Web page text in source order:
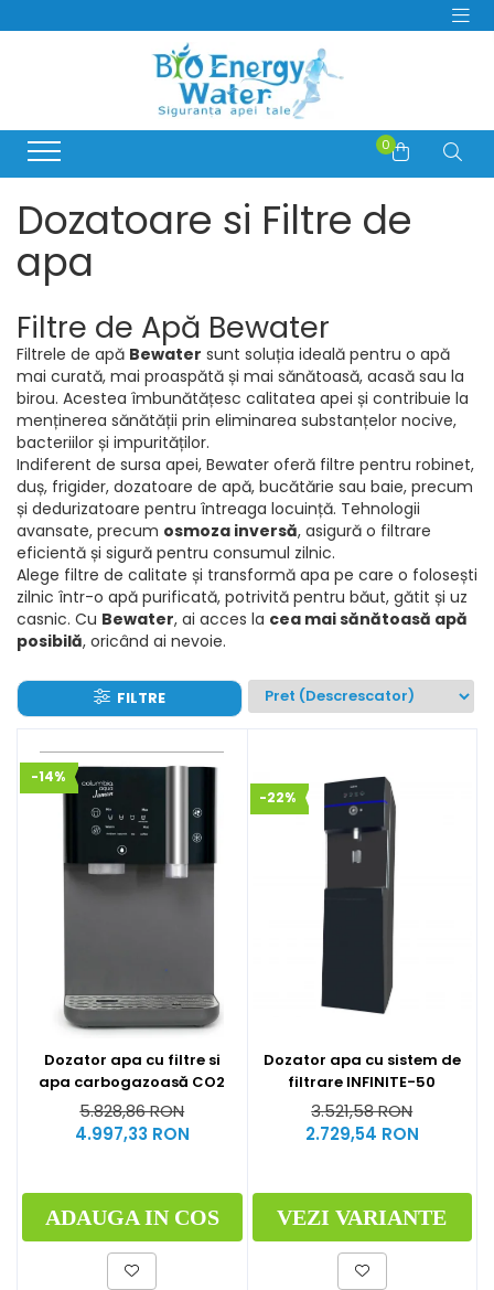
Dozatoare si Filtre de apa
Consumabile Filtre Apa
Abonamente Dozatoare Apa
Service Dozatoare de Apă
Filtre Apa Frigider Side by Side
Distilatoare de apa
Generator de Ozon
Bideuri electrice si non-electrice
BioLux
Bosch
Brita
Hyundai
juman
MegaHome
OzonFix
Philips
Samsung
Whirlpool
0
Dozatoare si Filtre de
apa
Filtre de Apă Bewater
Filtrele de apă Bewater sunt soluția ideală pentru o apă
mai curată, mai proaspătă și mai sănătoasă, acasă sau la
birou. Acestea îmbunătățesc calitatea apei și contribuie la
menținerea sănătății prin eliminarea substanțelor nocive,
bacteriilor și impurităților.
Indiferent de sursa apei, Bewater oferă filtre pentru robinet,
duș, frigider, dozatoare de apă, bucătărie sau baie, precum
și dedurizatoare pentru întreaga locuință. Tehnologii
avansate, precum osmoza inversă, asigură o filtrare
eficientă și sigură pentru consumul zilnic.
Alege filtre de calitate și transformă apa pe care o folosești
zilnic într-o apă purificată, potrivită pentru băut, gătit și uz
casnic. Cu Bewater, ai acces la cea mai sănătoasă apă
posibilă, oricând ai nevoie.
FILTRE
-14%
Dozator apa cu filtre si
apa carbogazoasă CO2
5.828,86 RON
4.997,33 RON
ADAUGA IN COS
-22%
Dozator apa cu sistem de
filtrare INFINITE-50
3.521,58 RON
2.729,54 RON
VEZI VARIANTE